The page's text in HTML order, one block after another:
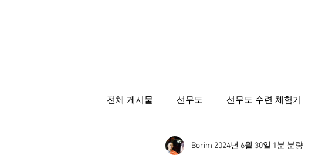
전체 게시물 선무도 선무도 수련 체험기
선무도총본산골굴사 시명상 선무도사진
Borim 2024년 6월 30일 1분 분량